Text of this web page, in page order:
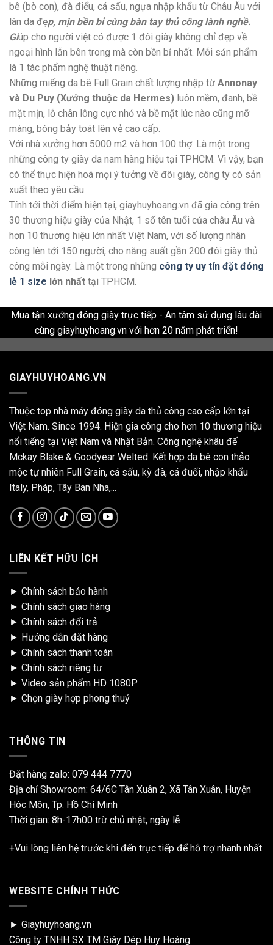
bê (bò con), đà điểu, cá sấu, ngựa nhập khẩu từ Châu Âu với
làn da đẹp, mịn bền bỉ cùng bàn tay thủ công lành nghề.
Giúp cho người việt có được 1 đôi giày không chỉ đẹp về
ngoại hình lẫn bên trong mà còn bền bỉ nhất. Mỗi sản phẩm
là 1 tác phẩm nghệ thuật riêng.
Những miếng da bê Full Grain chất lượng nhập từ Annonay
và Du Puy (Xưởng thuộc da Hermes) luôn mềm, đanh, bề
mặt mịn, lỗ chân lông cực nhỏ và bề mặt lúc nào cũng mỡ
màng, bóng bảy toát lên vẻ cao cấp.
Với nhà xưởng hơn 5000 m2 và hơn 100 thợ. Là một trong
những công ty giày da nam hàng hiệu tại TPHCM. Vì vậy, bạn
có thể thực hiện hoá mọi ý tưởng về đôi giày, công ty có sản
xuất theo yêu cầu.
Tính tới thời điểm hiện tại, giayhuyhoang.vn đã gia công trên
30 thương hiệu giày của Nhật, 1 số tên tuổi của châu Âu và
hơn 10 thương hiệu lớn nhất Việt Nam, với số lượng nhân
công lên tới 150 người, cho năng suất gần 200 đôi giày thủ
công mỗi ngày. Là một trong những công ty uy tín đặt đóng
lẻ 1 size lớn nhất tại TPHCM.
Mua tận xưởng đóng giày trực tiếp - An tâm sử dụng lâu dài
cùng giayhuyhoang.vn với hơn 20 năm phát triển!
GIAYHUYHOANG.VN
Thuộc top nhà máy đóng giày da thủ công cao cấp lớn tại
Việt Nam. Since 1994. Hiện gia công cho hơn 10 thương hiệu
nổi tiếng tại Việt Nam và Nhật Bản. Công nghệ khâu đế
Mckay Blake & Goodyear Welted. Kết hợp da bê con thảo
mộc tự nhiên Full Grain, cá sấu, kỳ đà, cá đuối, nhập khẩu
Italy, Pháp, Tây Ban Nha,...
LIÊN KẾT HỮU ÍCH
► Chính sách bảo hành
► Chính sách giao hàng
► Chính sách đổi trả
► Hướng dẫn đặt hàng
► Chính sách thanh toán
► Chính sách riêng tư
► Video sản phẩm HD 1080P
► Chọn giày hợp phong thuỷ
THÔNG TIN
Đặt hàng zalo: 079 444 7770
Địa chỉ Showroom: 64/6C Tân Xuân 2, Xã Tân Xuân, Huyện
Hóc Môn, Tp. Hồ Chí Minh
Thời gian: 8h-17h00 trừ chủ nhật, ngày lễ
+Vui lòng liên hệ trước khi đến trực tiếp để hỗ trợ nhanh nhất
WEBSITE CHÍNH THỨC
► Giayhuyhoang.vn
Công ty TNHH SX TM Giày Dép Huy Hoàng